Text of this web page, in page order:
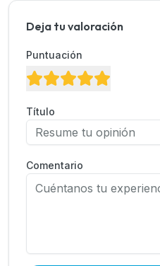
Deja tu valoración
Puntuación
Título
Comentario